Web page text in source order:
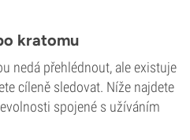
kratomu
nedá přehlédnout, ale existuje
cíleně sledovat. Níže najdete
spojené s užíváním